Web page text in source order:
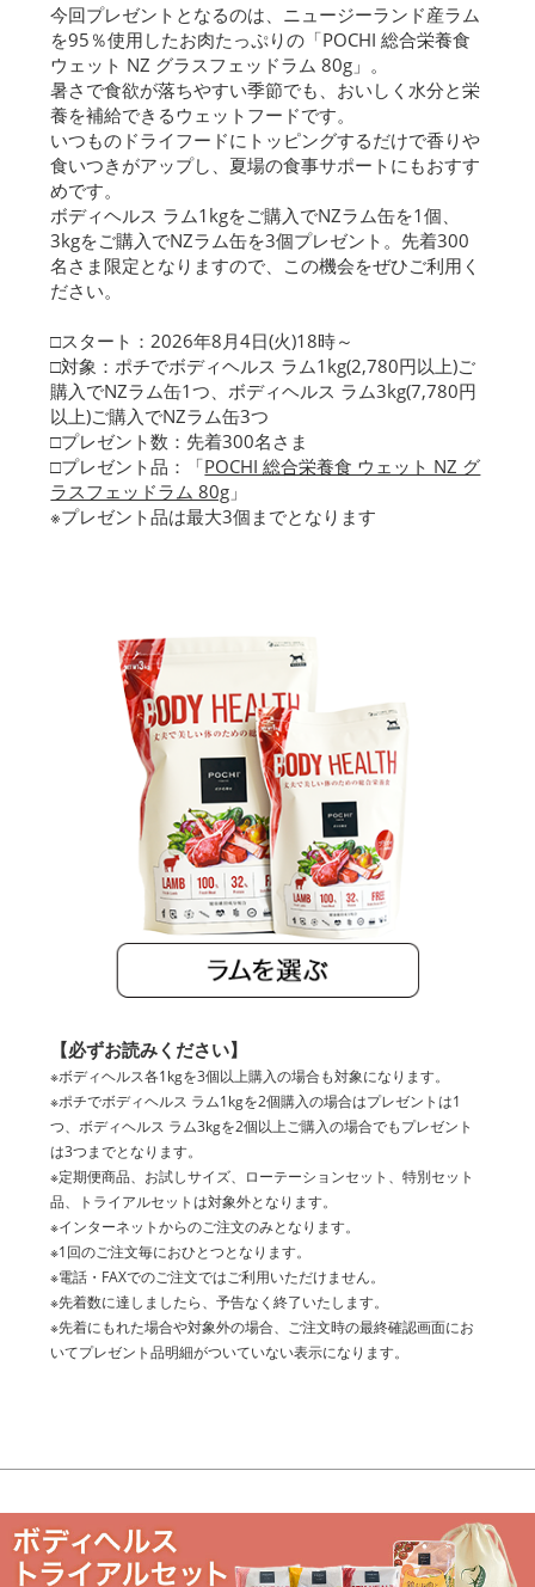
今回プレゼントとなるのは、ニュージーランド産ラム
を95％使用したお肉たっぷりの「POCHI 総合栄養食
ウェット NZ グラスフェッドラム 80g」。
暑さで食欲が落ちやすい季節でも、おいしく水分と栄
養を補給できるウェットフードです。
いつものドライフードにトッピングするだけで香りや
食いつきがアップし、夏場の食事サポートにもおすす
めです。
ボディヘルス ラム1kgをご購入でNZラム缶を1個、
3kgをご購入でNZラム缶を3個プレゼント。先着300
名さま限定となりますので、この機会をぜひご利用く
ださい。
□スタート：2026年8月4日(火)18時～
□対象：ポチでボディヘルス ラム1kg(2,780円以上)ご
購入でNZラム缶1つ、ボディヘルス ラム3kg(7,780円
以上)ご購入でNZラム缶3つ
□プレゼント数：先着300名さま
□プレゼント品：「POCHI 総合栄養食 ウェット NZ グ
ラスフェッドラム 80g 」
※プレゼント品は最大3個までとなります
【必ずお読みください】
※ボディヘルス各1kgを3個以上購入の場合も対象になります。
※ポチでボディヘルス ラム1kgを2個購入の場合はプレゼントは1
つ、ボディヘルス ラム3kgを2個以上ご購入の場合でもプレゼント
は3つまでとなります。
※定期便商品、お試しサイズ、ローテーションセット、特別セット
品、トライアルセットは対象外となります。
※インターネットからのご注文のみとなります。
※1回のご注文毎におひとつとなります。
※電話・FAXでのご注文ではご利用いただけません。
※先着数に達しましたら、予告なく終了いたします。
※先着にもれた場合や対象外の場合、ご注文時の最終確認画面にお
いてプレゼント品明細がついていない表示になります。